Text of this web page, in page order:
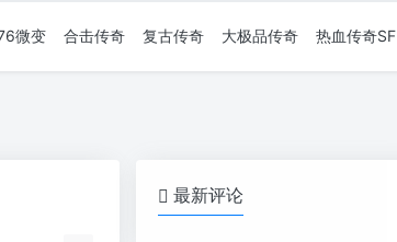
微变 合击传奇 复古传奇 大极品传奇 热血传奇SF
最新评论